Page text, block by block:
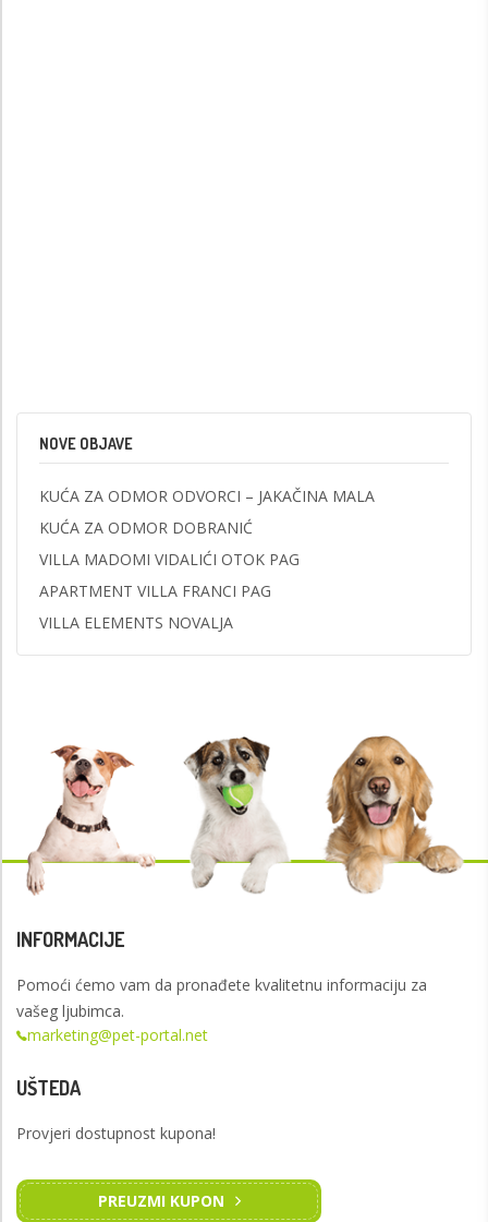
NOVE OBJAVE
KUĆA ZA ODMOR ODVORCI – JAKAČINA MALA
KUĆA ZA ODMOR DOBRANIĆ
VILLA MADOMI VIDALIĆI OTOK PAG
APARTMENT VILLA FRANCI PAG
VILLA ELEMENTS NOVALJA
INFORMACIJE
Pomoći ćemo vam da pronađete kvalitetnu informaciju za
vašeg ljubimca.
marketing@pet-portal.net
UŠTEDA
Provjeri dostupnost kupona!
PREUZMI KUPON